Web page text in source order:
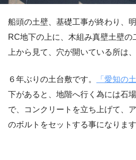
船頭の土壁、基礎工事が終わり、明
RC地下の上に、木組み真壁土壁の
上から見て、穴が開いている所は
６年ぶりの土台敷です。 「愛知の
下があると、地階へ行く為には石
で、コンクリートを立ち上げて、
のボルトをセットする事になります